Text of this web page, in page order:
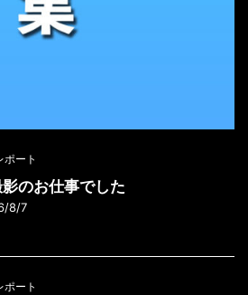
ポート
のお仕事でした
8/7
ポート